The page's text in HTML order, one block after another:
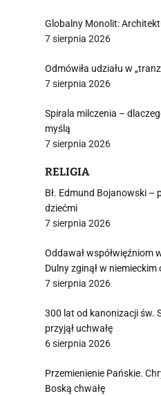
Globalny Monolit:
7 sierpnia 2026
Odmówiła udziału w
7 sierpnia 2026
Spirala milczenia –
myślą
7 sierpnia 2026
RELIGIA
Bł. Edmund Bojanowski –
dziećmi
7 sierpnia 2026
Oddawał współwięźniom
Dulny zginął w niemieckim
7 sierpnia 2026
300 lat od kanonizacji św.
przyjął uchwałę
6 sierpnia 2026
Przemienienie Pańskie.
Boską chwałę